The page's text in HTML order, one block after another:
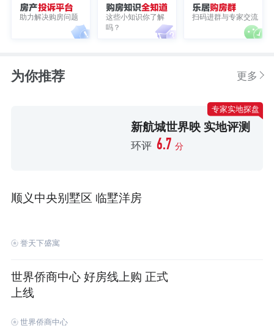
助力解决购房问题
这些小知识你了解
吗？
扫码进群与专家交流
为你推荐 更多
新航城世界映 实地评测
环评 6.7分
专家实地探盘
顺义中央别墅区 临墅洋房
誉天下盛寓
世界侨商中心 好房线上购 正式
上线
世界侨商中心